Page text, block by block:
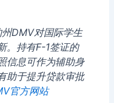
DMV对国际学生
。持有F-1签证的
信息可作为辅助身
助于提升贷款审批
官方网站